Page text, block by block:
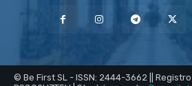
© Be First SL - ISSN: 2444-3662 || Registro